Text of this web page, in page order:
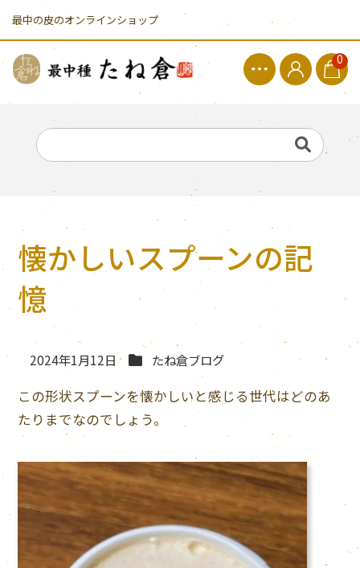
最中の皮のオンラインショップ
0
懐かしいスプーンの記
憶
2024年1月12日 たね倉ブログ
この形状スプーンを懐かしいと感じる世代はどのあ
たりまでなのでしょう。